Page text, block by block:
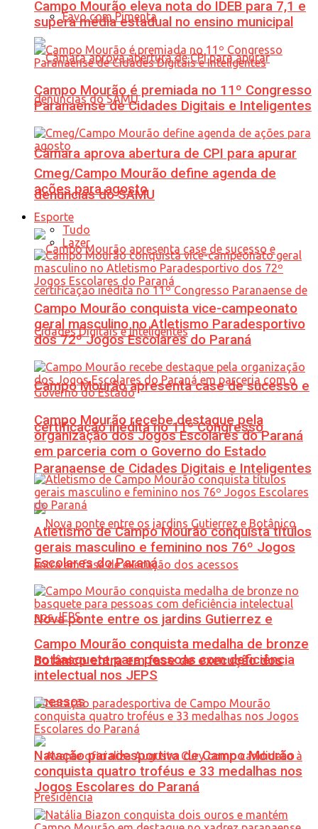
Favo com Pimenta
Câmara aprova abertura de CPI para apurar
denúncias do SAMU
Campo Mourão apresenta case de sucesso e
certificação inédita no 11º Congresso
Paranaense de Cidades Digitais e Inteligentes
Nova ponte entre os jardins Gutierrez e
Botânico entra em fase de execução dos
acessos
Campo Mourão eleva nota do IDEB para 7,1 e
supera média estadual no ensino municipal
Campo Mourão é premiada no 11º Congresso
Paranaense de Cidades Digitais e Inteligentes
Cmeg/Campo Mourão define agenda de
ações para agosto
Esporte
Tudo
Lazer
Campo Mourão conquista vice-campeonato
geral masculino no Atletismo Paradesportivo
dos 72º Jogos Escolares do Paraná
Campo Mourão recebe destaque pela
organização dos Jogos Escolares do Paraná
em parceria com o Governo do Estado
Atletismo de Campo Mourão conquista títulos
gerais masculino e feminino nos 76º Jogos
Escolares do Paraná
Campo Mourão conquista medalha de bronze
no basquete para pessoas com deficiência
intelectual nos JEPS
Natação paradesportiva de Campo Mourão
conquista quatro troféus e 33 medalhas nos
Jogos Escolares do Paraná